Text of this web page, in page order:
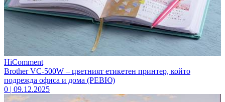
HiComment
Brother VC-500W – цветният етикетен принтер, който
подрежда офиса и дома (РЕВЮ)
0 | 09.12.2025